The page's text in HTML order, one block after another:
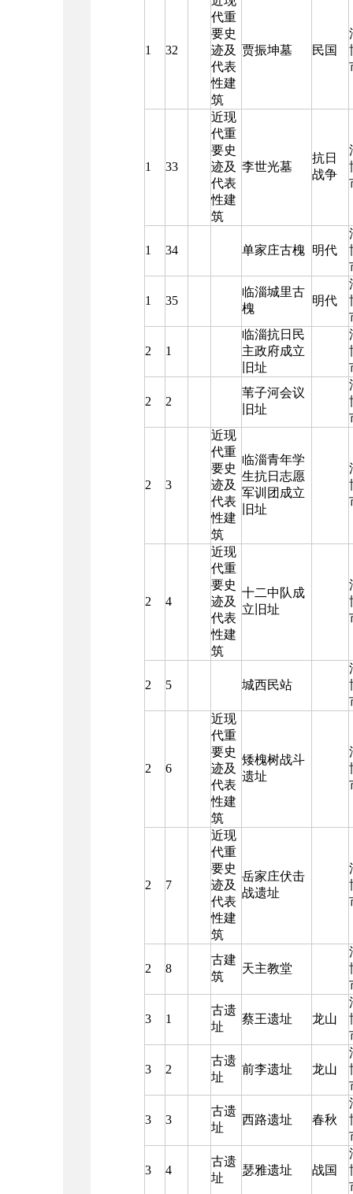
1 32
代重
要史
迹及
代表
性建
筑
贾振坤墓 民国
1 33
近现
代重
要史
迹及
代表
性建
筑
李世光墓
抗日
战争
1 34 单家庄古槐 明代
1 35
临淄城里古
槐
明代
2 1
临淄抗日民
主政府成立
旧址
2 2
苇子河会议
旧址
2 3
近现
代重
要史
迹及
代表
性建
筑
临淄青年学
生抗日志愿
军训团成立
旧址
2 4
近现
代重
要史
迹及
代表
性建
筑
十二中队成
立旧址
2 5 城西民站
2 6
近现
代重
要史
迹及
代表
性建
筑
矮槐树战斗
遗址
2 7
近现
代重
要史
迹及
代表
性建
筑
岳家庄伏击
战遗址
2 8
古建
筑
天主教堂
3 1
古遗
址
蔡王遗址 龙山
3 2
古遗
址
前李遗址 龙山
3 3
古遗
址
西路遗址 春秋
3 4
古遗
址
瑟雅遗址 战国